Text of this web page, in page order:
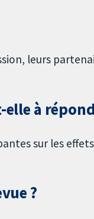
leurs
à
sur les
?